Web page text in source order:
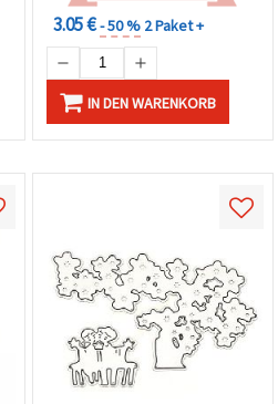
3.05 €- 50 % 2 Paket +
IN DEN WARENKORB